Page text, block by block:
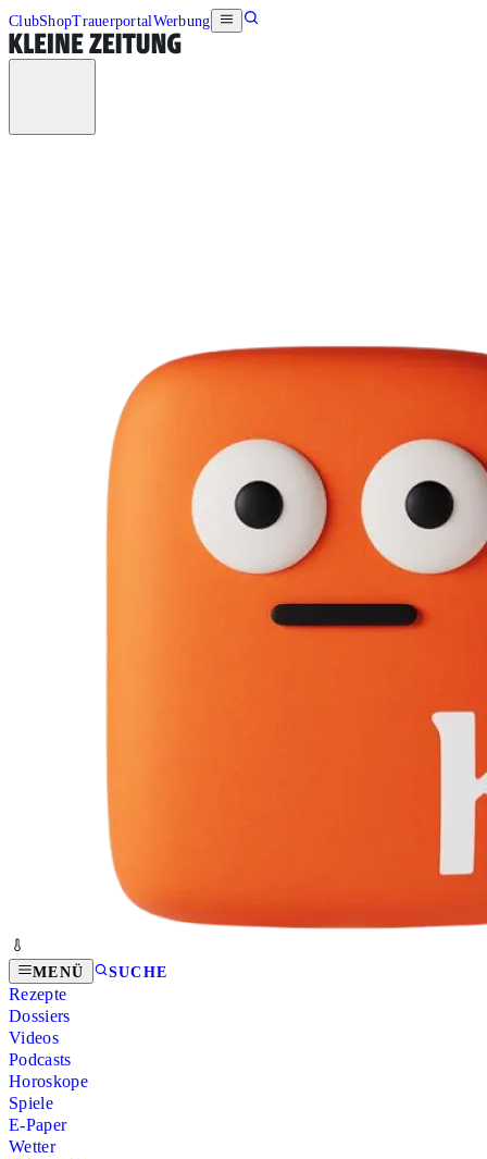
ClubShopTrauerportalWerbung
MENÜ SUCHE
Rezepte
Dossiers
Videos
Podcasts
Horoskope
Spiele
E-Paper
Wetter